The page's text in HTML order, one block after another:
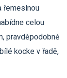
řemeslnou
celou
pravděpodobně
kocke v řadě,